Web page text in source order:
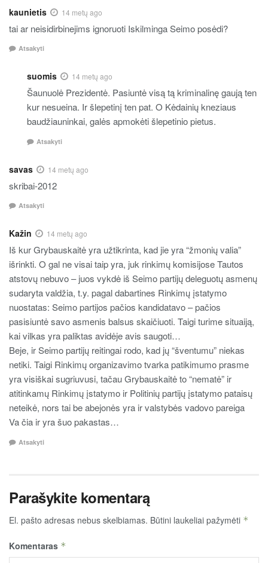
kaunietis 14 metų ago
tai ar neisidirbinejims ignoruoti Iskilminga Seimo posėdi?
Atsakyti
suomis 14 metų ago
Šaunuolė Prezidentė. Pasiuntė visą tą kriminalinę gaują ten
kur nesueina. Ir šlepetinį ten pat. O Kėdainių kneziaus
baudžiauninkai, galės apmokėti šlepetinio pietus.
Atsakyti
savas 14 metų ago
skribai-2012
Atsakyti
Kažin 14 metų ago
Iš kur Grybauskaitė yra užtikrinta, kad jie yra “žmonių valia”
išrinkti. O gal ne visai taip yra, juk rinkimų komisijose Tautos
atstovų nebuvo – juos vykdė iš Seimo partijų deleguotų asmenų
sudaryta valdžia, t.y. pagal dabartines Rinkimų įstatymo
nuostatas: Seimo partijos pačios kandidatavo – pačios
pasisiuntė savo asmenis balsus skaičiuoti. Taigi turime situaiją,
kai vilkas yra paliktas avidėje avis saugoti…
Beje, ir Seimo partijų reitingai rodo, kad jų “šventumu” niekas
netiki. Taigi Rinkimų organizavimo tvarka patikimumo prasme
yra visiškai sugriuvusi, tačau Grybauskaitė to “nematė” ir
atitinkamų Rinkimų įstatymo ir Politinių partijų įstatymo pataisų
neteikė, nors tai be abejonės yra ir valstybės vadovo pareiga
Va čia ir yra šuo pakastas…
Atsakyti
Parašykite komentarą
El. pašto adresas nebus skelbiamas. Būtini laukeliai pažymėti *
Komentaras *